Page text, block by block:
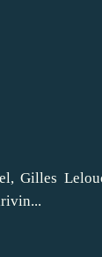
Gilles